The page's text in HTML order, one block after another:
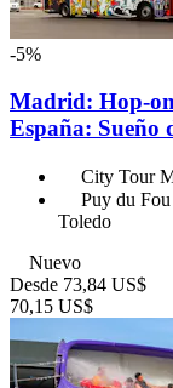
-5%
Madrid: Hop-
España: Sueño
City Tour
Puy du
Toledo
Nuevo
Desde 73,84 US$
70,15 US$